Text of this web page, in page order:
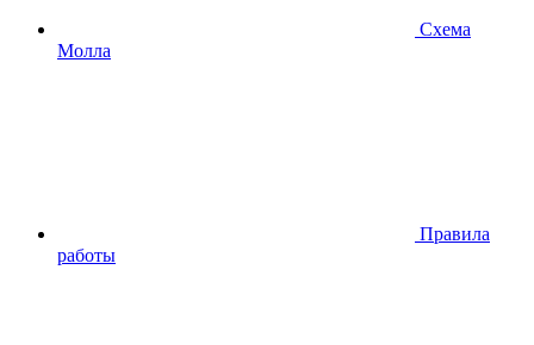
Схема
Молла
Правила
работы